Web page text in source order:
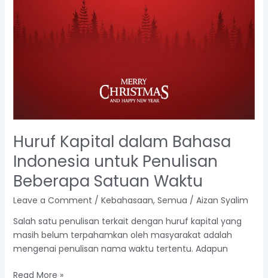
Huruf Kapital dalam Bahasa
Indonesia untuk Penulisan
Beberapa Satuan Waktu
Leave a Comment / Kebahasaan, Semua / Aizan Syalim
Salah satu penulisan terkait dengan huruf kapital yang
masih belum terpahamkan oleh masyarakat adalah
mengenai penulisan nama waktu tertentu. Adapun
Bahasa
Indonesia
Read More »